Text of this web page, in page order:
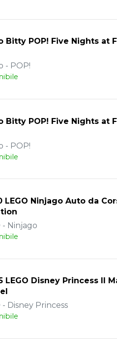
Bitty POP! Five Nights at
- POP!
Bitty POP! Five Nights at
- POP!
LEGO Ninjago Auto da
- Ninjago
LEGO Disney Princess Il
- Disney Princess